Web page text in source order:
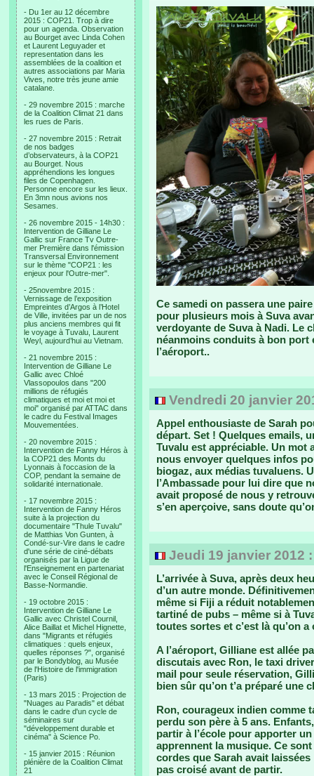
- Du 1er au 12 décembre
2015 : COP21. Trop à dire
pour un agenda. Observation
au Bourget avec Linda Cohen
et Laurent Leguyader et
representation dans les
assemblées de la coalition et
autres associations par Maria
Vives, notre très jeune amie
catalane.
- 29 novembre 2015 : marche
de la Coalition Climat 21 dans
les rues de Paris.
- 27 novembre 2015 : Retrait
de nos badges
d’observateurs, à la COP21
au Bourget. Nous
appréhendions les longues
files de Copenhagen.
Personne encore sur les lieux.
En 3mn nous avions nos
Sesames.
- 26 novembre 2015 - 14h30 :
Intervention de Gilliane Le
Gallic sur France Tv Outre-
mer Première dans l'émission
Transversal Environnement
sur le thème "COP21 : les
enjeux pour l'Outre-mer".
- 25novembre 2015 :
Vernissage de l’exposition
Empreintes d’Argos à l’Hotel
de Ville, invitées par un de nos
plus anciens membres qui fit
le voyage à Tuvalu, Laurent
Weyl, aujourd’hui au Vietnam.
- 21 novembre 2015 :
Intervention de Gilliane Le
Gallic avec Chloé
Vlassopoulos dans "200
millions de réfugiés
climatiques et moi et moi et
moi" organisé par ATTAC dans
le cadre du Festival Images
Mouvementées.
- 20 novembre 2015 :
Intervention de Fanny Héros à
la COP21 des Monts du
Lyonnais à l'occasion de la
COP, pendant la semaine de
solidarité internationale.
- 17 novembre 2015 :
Intervention de Fanny Héros
suite à la projection du
documentaire "Thule Tuvalu"
de Matthias Von Gunten, à
Condé-sur-Vire dans le cadre
d'une série de ciné-débats
organisés par la Ligue de
l'Enseignement en partenariat
avec le Conseil Régional de
Basse-Normandie.
- 19 octobre 2015 :
Intervention de Gilliane Le
Gallic avec Christel Cournil,
Alice Baillat et Michel Hignette,
dans "Migrants et réfugiés
climatiques : quels enjeux,
quelles réponses ?", organisé
par le Bondyblog, au Musée
de l'Histoire de l'immigration
(Paris)
- 13 mars 2015 : Projection de
"Nuages au Paradis" et débat
dans le cadre d'un cycle de
séminaires sur
"développement durable et
cinéma" à Science Po.
- 15 janvier 2015 : Réunion
plénière de la Coalition Climat
21
Ce samedi on passera une
pour plusieurs mois à Suva
verdoyante de Suva à Nadi. Le
néanmoins conduits à bon port
l’aéroport..
Vendredi 20 janvier
Appel enthousiaste de Sarah
départ. Set ! Quelques emails,
Tuvalu est appréciable. Un mot
nous envoyer quelques infos
biogaz, aux médias tuvaluens.
l’Ambassade pour lui dire que
avait proposé de nous y
s’en aperçoive, sans doute
Jeudi 19 janvier 2012
L’arrivée à Suva, après deux
d’un autre monde.
même si Fiji a réduit
tartiné de pubs – même si à
toutes sortes et c’est là qu’on
A l’aéroport, Gilliane est allée
discutais avec Ron, le taxi
mail pour seule réservation,
bien sûr qu’on t’a préparé une
Ron, courageux indien comme
perdu son père à 5 ans.
partir à l’école pour apporter
apprennent la musique. Ce
cordes que Sarah avait
pas croisé avant de partir.